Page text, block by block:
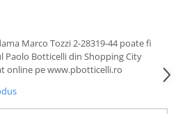
Marco Tozzi 2-28319-44 poate fi
Paolo Botticelli din Shopping City
online pe www.pbotticelli.ro